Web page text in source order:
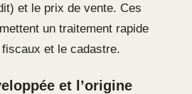
et le prix de vente. Ces
un traitement rapide
et le cadastre.
et l’origine